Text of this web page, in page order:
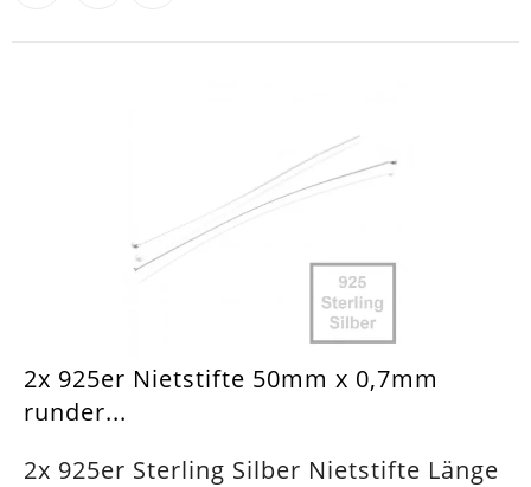
2x 925er Nietstifte 50mm x 0,7mm
runder...
2x 925er Sterling Silber Nietstifte Länge